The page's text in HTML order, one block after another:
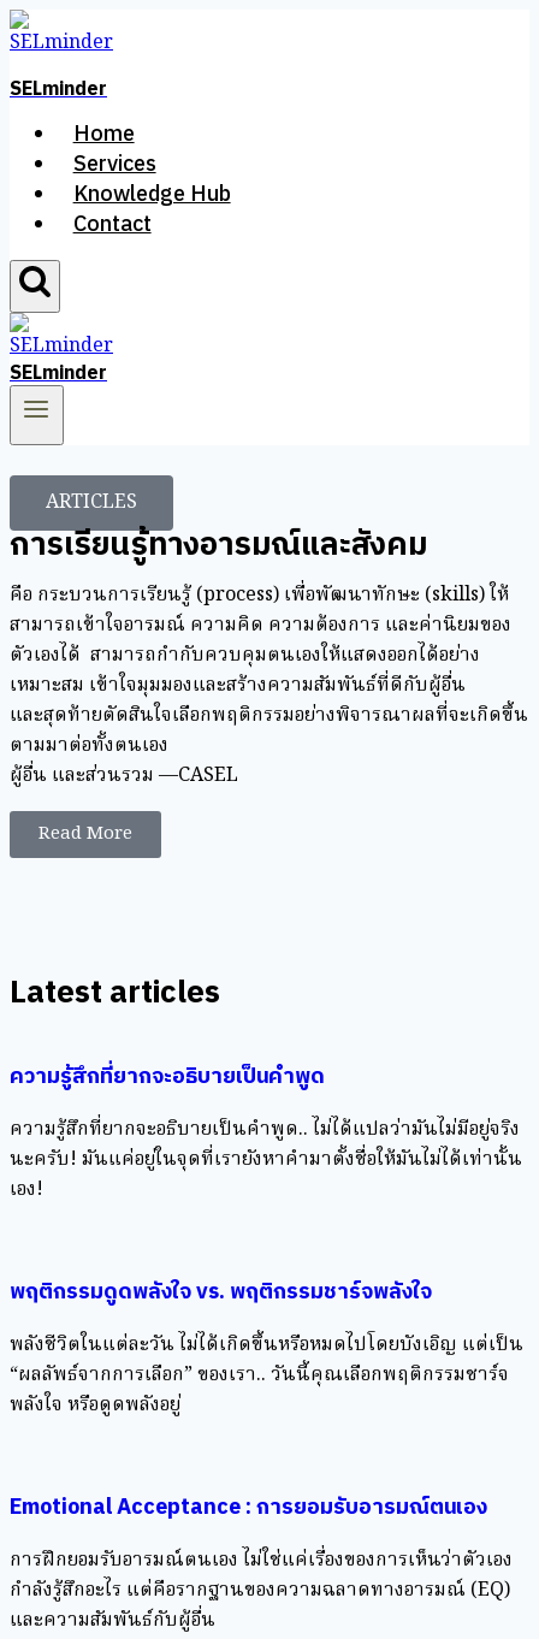
SELminder
Home
Services
Knowledge Hub
Contact
SELminder
ARTICLES
การเรียนรู้ทางอารมณ์และสังคม
คือ กระบวนการเรียนรู้ (process) เพื่อพัฒนาทักษะ (skills) ให้
สามารถเข้าใจอารมณ์ ความคิด ความต้องการ และค่านิยมของ
ตัวเองได้ สามารถกำกับควบคุมตนเองให้แสดงออกได้อย่าง
เหมาะสม เข้าใจมุมมองและสร้างความสัมพันธ์ที่ดีกับผู้อื่น
และสุดท้ายตัดสินใจเลือกพฤติกรรมอย่างพิจารณาผลที่จะเกิดขึ้น
ตามมาต่อทั้งตนเอง
ผู้อื่น และส่วนรวม —CASEL
Read More
Latest articles
ความรู้สึกที่ยากจะอธิบายเป็นคำพูด
ความรู้สึกที่ยากจะอธิบายเป็นคำพูด.. ไม่ได้แปลว่ามันไม่มีอยู่จริง
นะครับ! มันแค่อยู่ในจุดที่เรายังหาคำมาตั้งชื่อให้มันไม่ได้เท่านั้น
เอง!
พฤติกรรมดูดพลังใจ vs. พฤติกรรมชาร์จพลังใจ
พลังชีวิตในแต่ละวัน ไม่ได้เกิดขึ้นหรือหมดไปโดยบังเอิญ แต่เป็น
“ผลลัพธ์จากการเลือก” ของเรา.. วันนี้คุณเลือกพฤติกรรมชาร์จ
พลังใจ หรือดูดพลังอยู่
Emotional Acceptance : การยอมรับอารมณ์ตนเอง
การฝึกยอมรับอารมณ์ตนเอง ไม่ใช่แค่เรื่องของการเห็นว่าตัวเอง
กำลังรู้สึกอะไร แต่คือรากฐานของความฉลาดทางอารมณ์ (EQ)
และความสัมพันธ์กับผู้อื่น